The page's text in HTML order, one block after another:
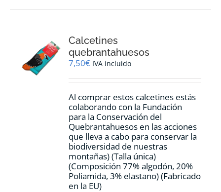
Calcetines
quebrantahuesos
7,50€ IVA incluido
Al comprar estos calcetines estás
colaborando con la Fundación
para la Conservación del
Quebrantahuesos en las acciones
que lleva a cabo para conservar la
biodiversidad de nuestras
montañas) (Talla única)
(Composición 77% algodón, 20%
Poliamida, 3% elastano) (Fabricado
en la EU)